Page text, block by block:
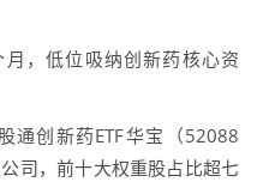
，低位吸纳创新药核心资
创新药ETF华宝（52088
司，前十大权重股占比超七